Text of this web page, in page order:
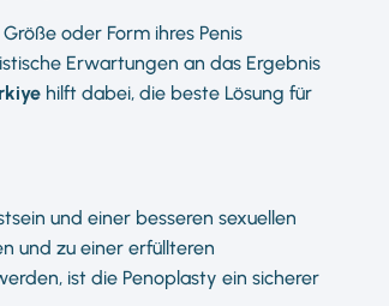
oder Form ihres Penis
Erwartungen an das Ergebnis
hilft dabei, die beste Lösung für
und einer besseren sexuellen
und zu einer erfüllteren
ist die Penoplasty ein sicherer